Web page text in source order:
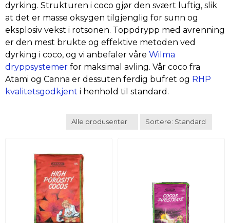
dyrking. Strukturen i coco gjør den svært luftig, slik
at det er masse oksygen tilgjenglig for sunn og
eksplosiv vekst i rotsonen. Toppdrypp med avrenning
er den mest brukte og effektive metoden ved
dyrking i coco, og vi anbefaler våre Wilma
dryppsystemer for maksimal avling. Vår coco fra
Atami og Canna er dessuten ferdig bufret og RHP
kvalitetsgodkjent i henhold til standard.